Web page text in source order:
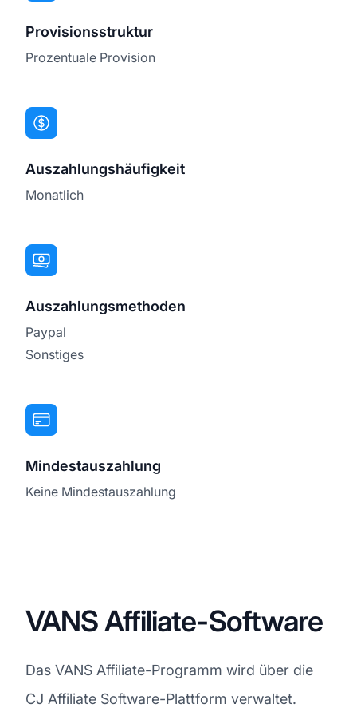
Provisionsstruktur
Prozentuale Provision
Auszahlungshäufigkeit
Monatlich
Auszahlungsmethoden
Paypal
Sonstiges
Mindestauszahlung
Keine Mindestauszahlung
VANS Affiliate-Software
Das VANS Affiliate-Programm wird über die
CJ Affiliate Software-Plattform verwaltet.